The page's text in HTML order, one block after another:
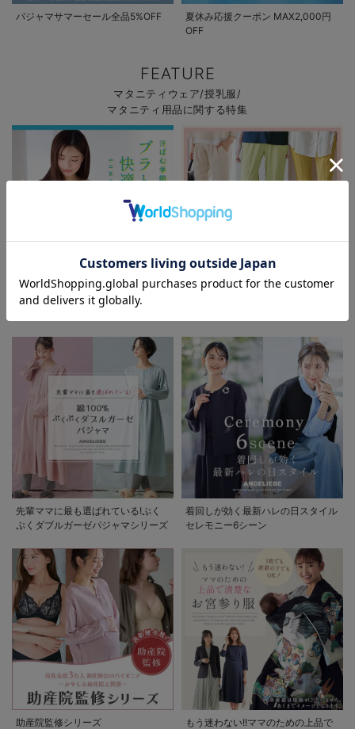
お気に入り商品を確認する
パジャマサマーセール全品5%OFF
夏休み応援クーポン MAX2,000円
OFF
FEATURE
マタニティウェア/授乳服/
マタニティ用品に関する特集
初夏の快適インナー特集
先輩ママに最も選ばれている!ぷく
ぷくダブルガーゼパジャマシリーズ
着回しが効く最新ハレの日スタイル
セレモニー6シーン
助産院監修シリーズ
もう迷わない!!ママのための上品で